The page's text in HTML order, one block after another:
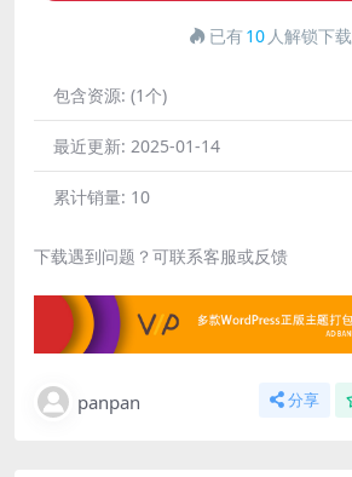
已有10 人解锁下载
包含资源: (1个)
最近更新: 2025-01-14
累计销量: 10
下载遇到问题？可联系客服或反馈
panpan 分享